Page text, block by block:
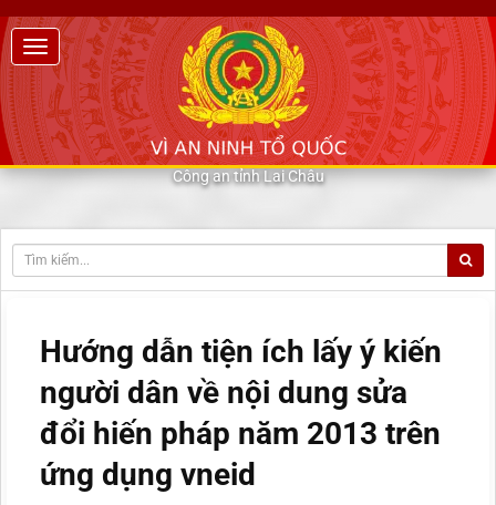
Công an tỉnh Lai Châu
Hướng dẫn tiện ích lấy ý kiến
người dân về nội dung sửa
đổi hiến pháp năm 2013 trên
ứng dụng vneid